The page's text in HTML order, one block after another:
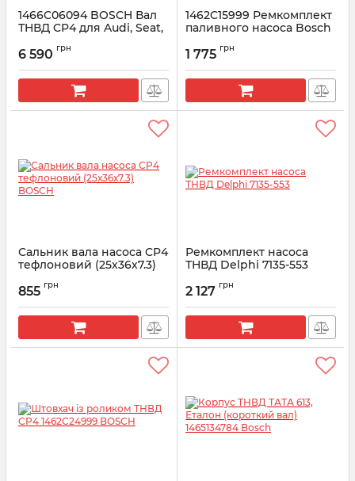
1466C06094 BOSCH Вал
ТНВД CP4 для Audi, Seat,
Артикул: 1466C06094
6 590 грн
1462C15999 Ремкомплект
паливного насоса Bosch
Артикул:
1 775 грн
Сальник вала насоса CP4
тефлоновий (25х36х7.3)
Артикул:
855 грн
Ремкомплект насоса
ТНВД Delphi 7135-553
2 127 грн